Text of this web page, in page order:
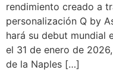
rendimiento creado a
personalización Q by
hará su debut mundial
el 31 de enero de
de la Naples […]